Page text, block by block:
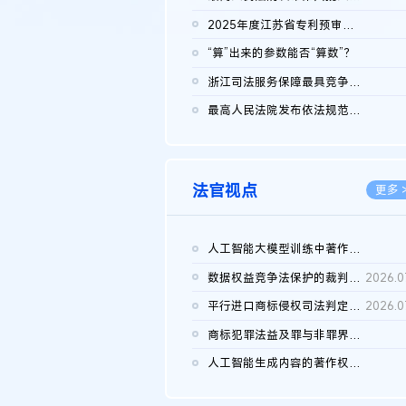
2025年度江苏省专利预审典型案例
“算”出来的参数能否“算数”？
浙江司法服务保障最具竞争力营商环境建设典型案例（第二批）含侵...
最高人民法院发布依法规范平台经营、保护消费者合法权益典型案例...
法官视点 更多
人工智能大模型训练中著作权的合理使用
数据权益竞争法保护的裁判路径构建
平行进口商标侵权司法判定规则的困境与纾解
商标犯罪法益及罪与非罪界限研究
人工智能生成内容的著作权司法认定：演进逻辑、现实困境与规则建...